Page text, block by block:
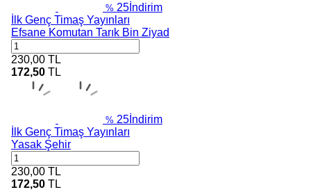
% 25 İndirim
İlk Genç Timaş Yayınları
Efsane Komutan Tarık Bin Ziyad
230,00 TL
172,50 TL
% 25 İndirim
İlk Genç Timaş Yayınları
Yasak Şehir
230,00 TL
172,50 TL